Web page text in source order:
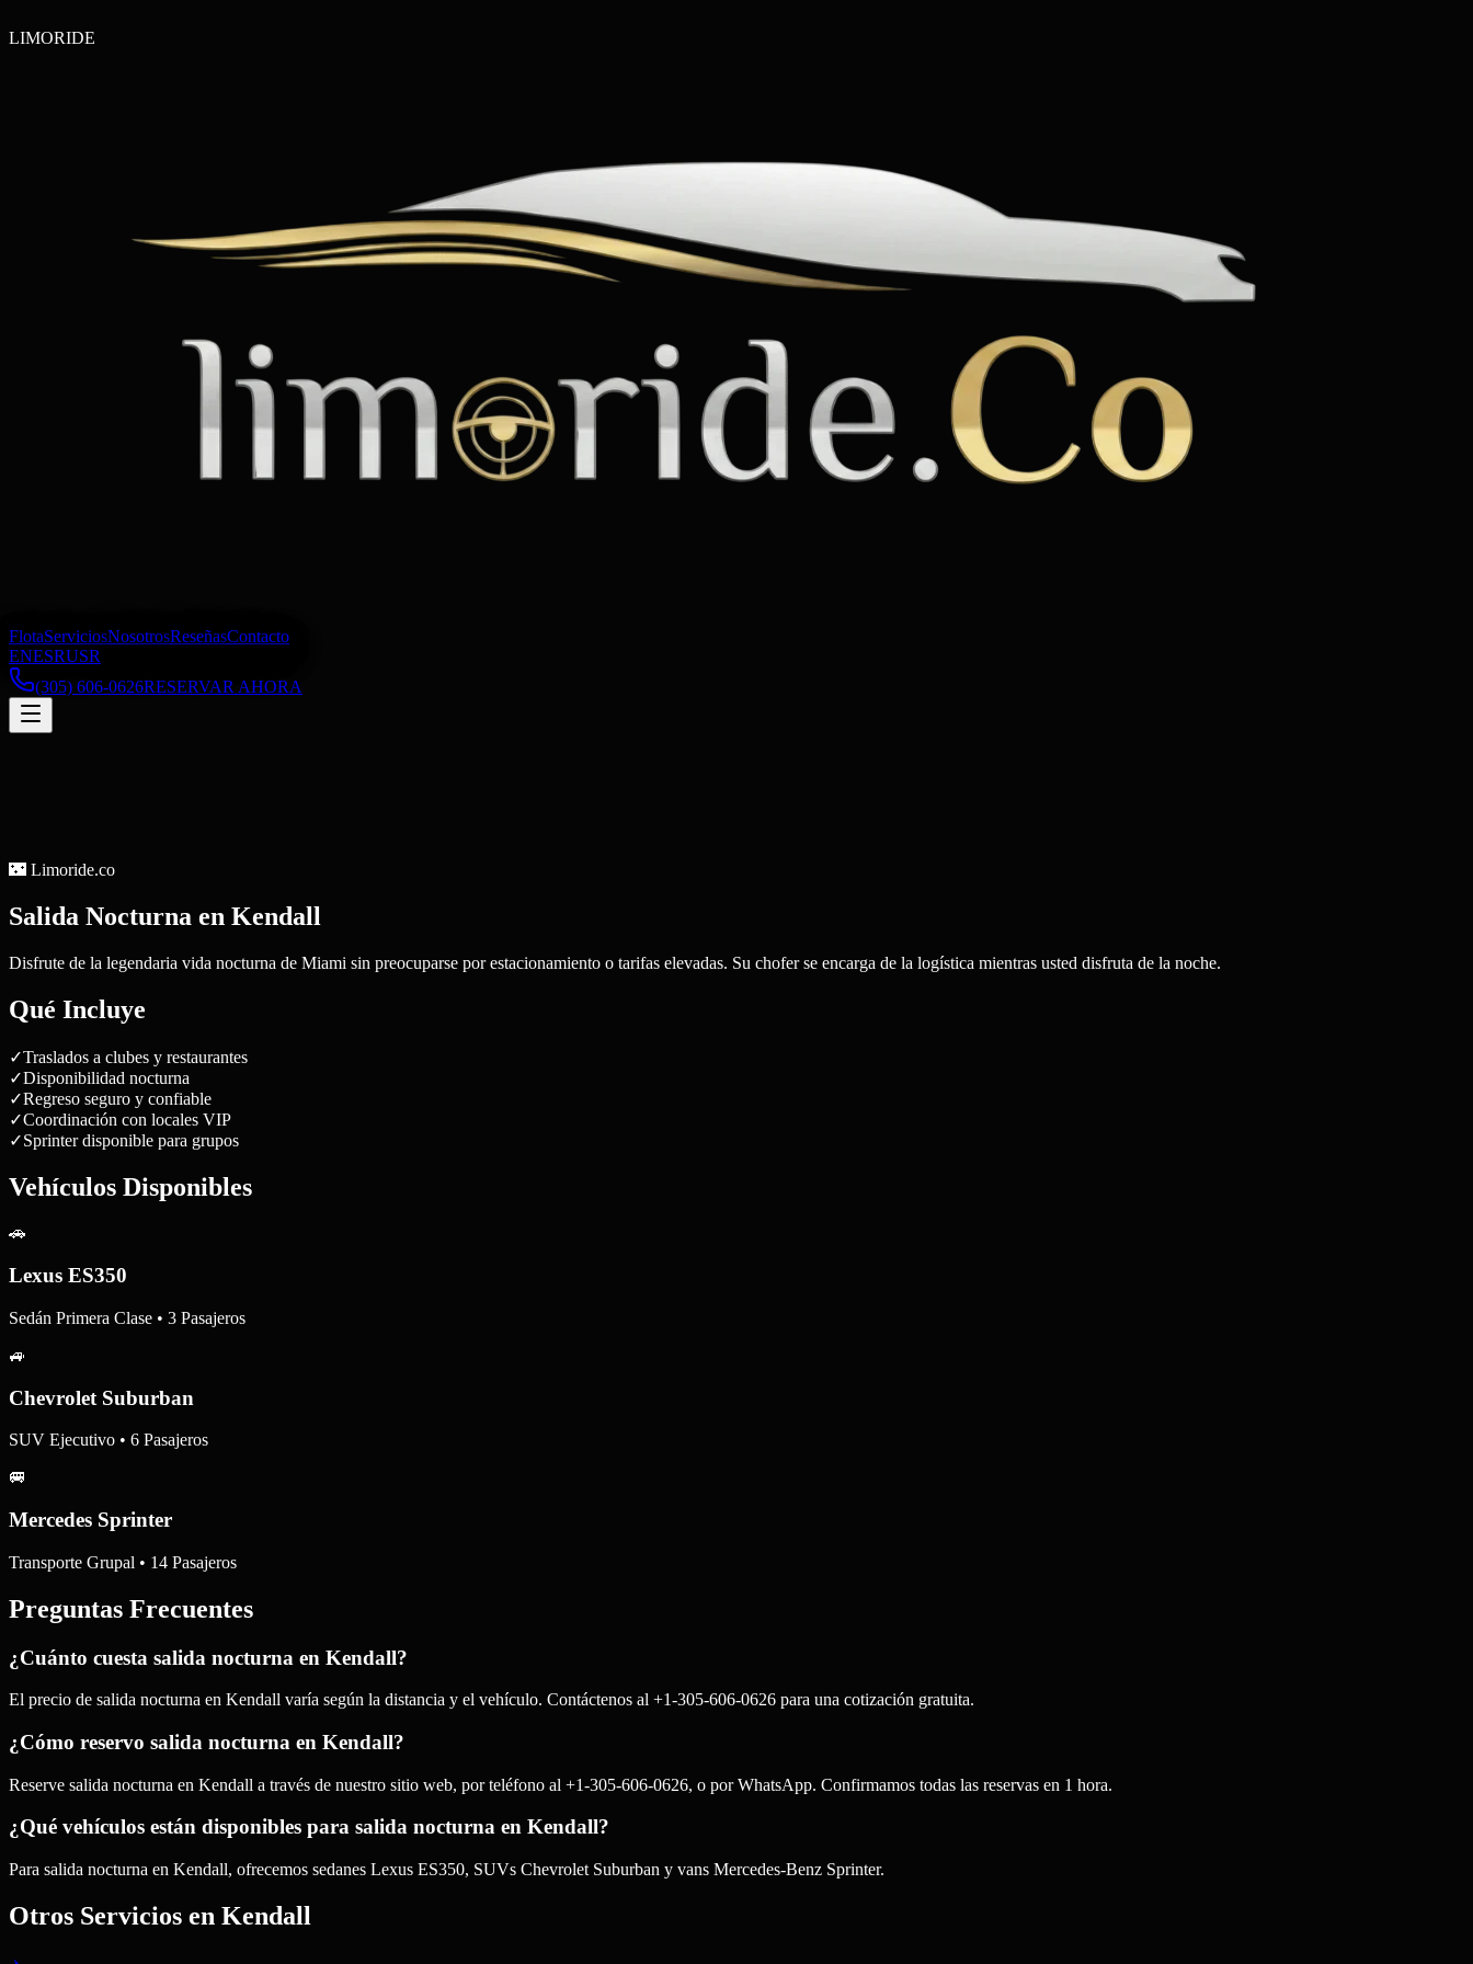
LIMORIDE
FlotaServiciosNosotrosReseñasContacto
ENESRUSR
(305) 606-0626RESERVAR AHORA
🌃 Limoride.co
Salida Nocturna en Kendall
Disfrute de la legendaria vida nocturna de Miami sin preocuparse por estacionamiento o tarifas elevadas. Su chofer se encarga de la logística mientras usted disfruta de la noche.
Qué Incluye
✓Traslados a clubes y restaurantes
✓Disponibilidad nocturna
✓Regreso seguro y confiable
✓Coordinación con locales VIP
✓Sprinter disponible para grupos
Vehículos Disponibles
🚗
Lexus ES350
Sedán Primera Clase • 3 Pasajeros
🚙
Chevrolet Suburban
SUV Ejecutivo • 6 Pasajeros
🚐
Mercedes Sprinter
Transporte Grupal • 14 Pasajeros
Preguntas Frecuentes
¿Cuánto cuesta salida nocturna en Kendall?
El precio de salida nocturna en Kendall varía según la distancia y el vehículo. Contáctenos al +1-305-606-0626 para una cotización gratuita.
¿Cómo reservo salida nocturna en Kendall?
Reserve salida nocturna en Kendall a través de nuestro sitio web, por teléfono al +1-305-606-0626, o por WhatsApp. Confirmamos todas las reservas en 1 hora.
¿Qué vehículos están disponibles para salida nocturna en Kendall?
Para salida nocturna en Kendall, ofrecemos sedanes Lexus ES350, SUVs Chevrolet Suburban y vans Mercedes-Benz Sprinter.
Otros Servicios en Kendall